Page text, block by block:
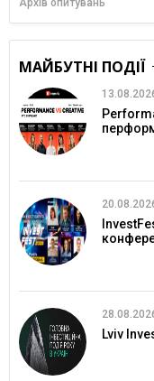
Архів опитувань
МАЙБУТНІ ПОДІЇ
Lviv